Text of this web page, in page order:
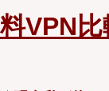
料VPN比